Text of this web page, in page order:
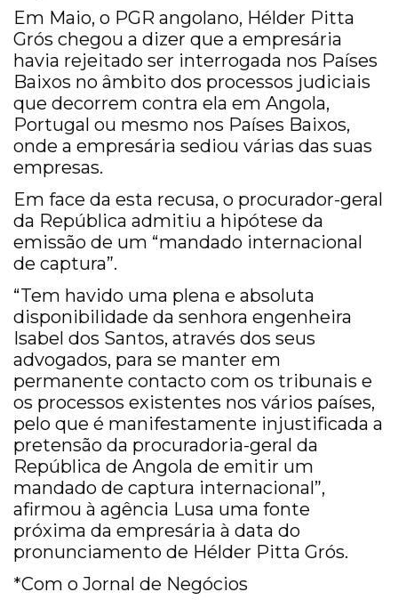
Em Maio, o PGR angolano, Hélder Pitta
Grós chegou a dizer que a empresária
havia rejeitado ser interrogada nos Países
Baixos no âmbito dos processos judiciais
que decorrem contra ela em Angola,
Portugal ou mesmo nos Países Baixos,
onde a empresária sediou várias das suas
empresas.
Em face da esta recusa, o procurador-geral
da República admitiu a hipótese da
emissão de um “mandado internacional
de captura”.
“Tem havido uma plena e absoluta
disponibilidade da senhora engenheira
Isabel dos Santos, através dos seus
advogados, para se manter em
permanente contacto com os tribunais e
os processos existentes nos vários países,
pelo que é manifestamente injustificada a
pretensão da procuradoria-geral da
República de Angola de emitir um
mandado de captura internacional”,
afirmou à agência Lusa uma fonte
próxima da empresária à data do
pronunciamento de Hélder Pitta Grós.
*Com o Jornal de Negócios